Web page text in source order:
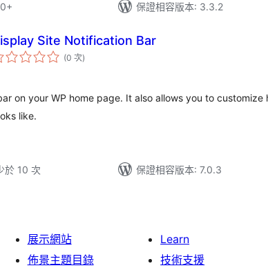
保證相容版本: 3.3.2
Site Notification Bar
(0 次評
分)
on your WP home page. It also allows you to customize
like.
於 10 次
保證相容版本: 7.0.3
展示網站
佈景主題目錄
Learn
技術支援